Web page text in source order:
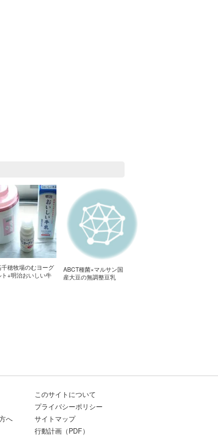
千穂牧場のむヨーグ
ト+明治おいしい牛
ABCT種菌×マルサン国
産大豆の無調整豆乳
へ
このサイトについて
プライバシーポリシー
サイトマップ
行動計画（PDF）